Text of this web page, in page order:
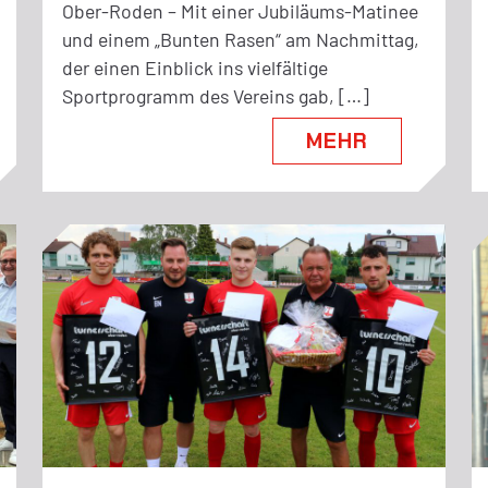
Ober-Roden – Mit einer Jubiläums-Matinee
und einem „Bunten Rasen“ am Nachmittag,
der einen Einblick ins vielfältige
Sportprogramm des Vereins gab, […]
MEHR